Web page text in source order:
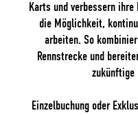
Karts und verbessern
die Möglichkeit,
arbeiten. So
Rennstrecke und
zukünftige
Einzelbuchung oder